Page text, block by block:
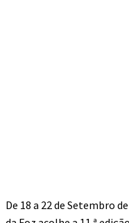
De 18 a 22 de Setembro